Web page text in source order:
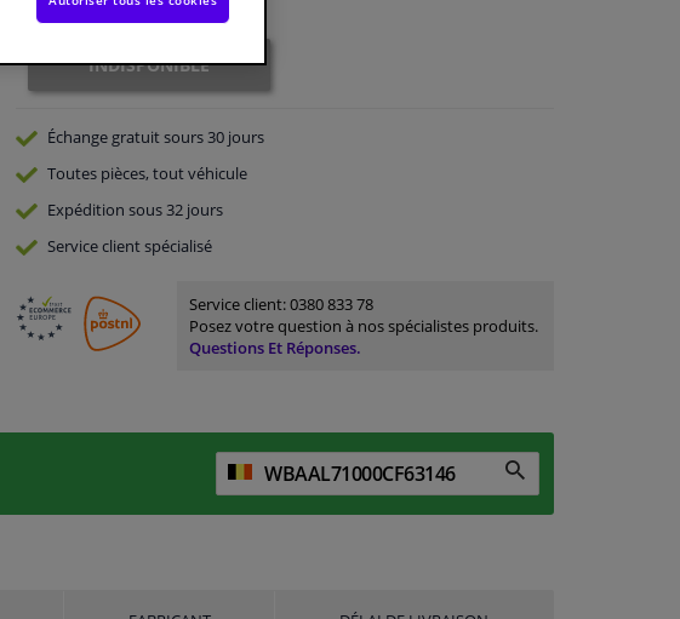
INDISPONIBLE
Échange gratuitsours 30 jours
Toutes pièces, tout véhicule
Expédition sous 32 jours
Serviceclient spécialisé
Service client:0380 833 78
Posez votre question à nos spécialistes produits.
Questions Et Réponses.